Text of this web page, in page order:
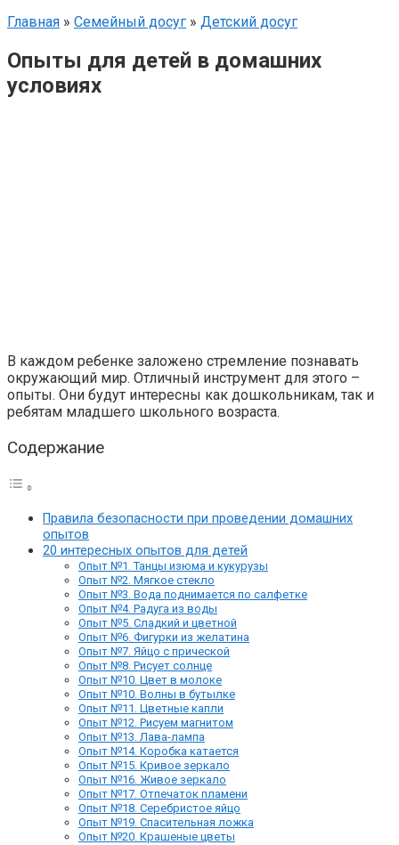
Главная » Семейный досуг » Детский досуг
Опыты для детей в домашних
условиях
В каждом ребенке заложено стремление познавать
окружающий мир. Отличный инструмент для этого –
опыты. Они будут интересны как дошкольникам, так и
ребятам младшего школьного возраста.
Содержание
Правила безопасности при проведении домашних
опытов
20 интересных опытов для детей
Опыт №1. Танцы изюма и кукурузы
Опыт №2. Мягкое стекло
Опыт №3. Вода поднимается по салфетке
Опыт №4. Радуга из воды
Опыт №5. Сладкий и цветной
Опыт №6. Фигурки из желатина
Опыт №7. Яйцо с прической
Опыт №8. Рисует солнце
Опыт №10. Цвет в молоке
Опыт №10. Волны в бутылке
Опыт №11. Цветные капли
Опыт №12. Рисуем магнитом
Опыт №13. Лава-лампа
Опыт №14. Коробка катается
Опыт №15. Кривое зеркало
Опыт №16. Живое зеркало
Опыт №17. Отпечаток пламени
Опыт №18. Серебристое яйцо
Опыт №19. Спасительная ложка
Опыт №20. Крашеные цветы